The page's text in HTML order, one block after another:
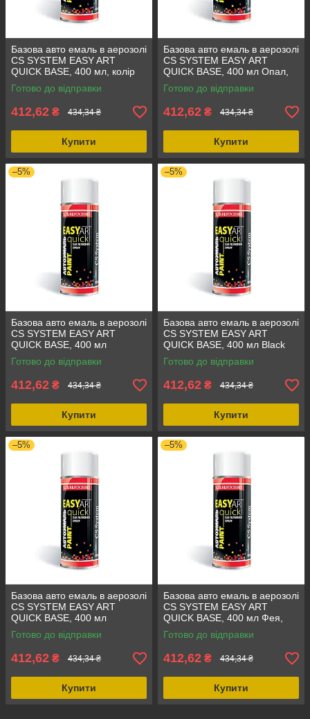
Базова авто емаль в аерозолі
CS SYSTEM EASY ART
QUICK BASE, 400 мл, колір
Сочі, стійкість до бензину та
ДТ LADA 360
Готово до відправки
412,62 ₴ 434,34 ₴
Купити
Базова авто емаль в аерозолі
CS SYSTEM EASY ART
QUICK BASE, 400 мл Опал,
стійкість до агресивних
середовищ LADA 419
Готово до відправки
412,62 ₴ 434,34 ₴
Купити
–5%
Базова авто емаль в аерозолі
CS SYSTEM EASY ART
QUICK BASE, 400 мл
Аквамарин, аерозольна
фарба для авто LADA 460
Готово до відправки
412,62 ₴ 434,34 ₴
Купити
–5%
Базова авто емаль в аерозолі
CS SYSTEM EASY ART
QUICK BASE, 400 мл Black
Magic Pearl, чорний,
аерозольна фарба
Готово до відправки
412,62 ₴ 434,34 ₴
Купити
–5%
Базова авто емаль в аерозолі
CS SYSTEM EASY ART
QUICK BASE, 400 мл
Casablanca White, стійка до
бензину та механічних
Готово до відправки
412,62 ₴ 434,34 ₴
Купити
–5%
Базова авто емаль в аерозолі
CS SYSTEM EASY ART
QUICK BASE, 400 мл Фея,
колір Фея, аерозольна
фарба LADA 416
Готово до відправки
412,62 ₴ 434,34 ₴
Купити